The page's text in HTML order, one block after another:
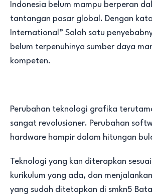
Indonesia belum mampu berperan
tantangan pasar global. Dengan
International” Salah satu
belum terpenuhinya sumber daya
kompeten.
Perubahan teknologi grafika
sangat revolusioner. Perubahan
hardware hampir dalam hitungan
Teknologi yang kan diterapkan
kurikulum yang ada, dan
yang sudah ditetapkan di smkn5